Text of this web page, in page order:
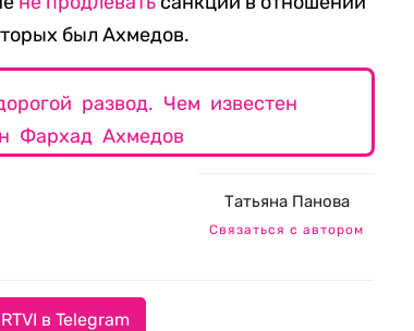
был Ахмедов.
развод. Чем известен
Фархад Ахмедов
Татьяна Панова
Связаться с автором
в Telegram